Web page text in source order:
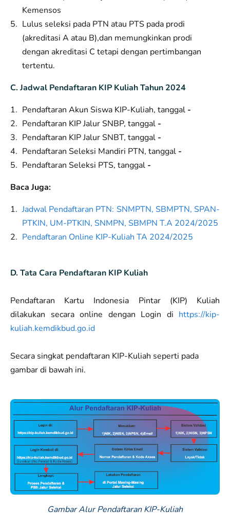
Kemensos
Lulus seleksi pada PTN atau PTS pada prodi
(akreditasi A atau B),dan memungkinkan prodi
dengan akreditasi C tetapi dengan pertimbangan
tertentu.
C. Jadwal Pendaftaran KIP Kuliah Tahun 2024
Pendaftaran Akun Siswa KIP-Kuliah, tanggal -
Pendaftaran KIP Jalur SNBP, tanggal -
Pendaftaran KIP Jalur SNBT, tanggal -
Pendaftaran Seleksi Mandiri PTN, tanggal -
Pendaftaran Seleksi PTS, tanggal -
Baca Juga:
Jadwal Pendaftaran PTN: SNMPTN, SBMPTN, SPAN-
PTKIN, UM-PTKIN, SNMPN, SBMPN T.A 2024/2025
Pendaftaran Online KIP-Kuliah TA 2024/2025
D. Tata Cara Pendaftaran KIP Kuliah
Pendaftaran Kartu Indonesia Pintar (KIP) Kuliah
dilakukan secara online dengan Login di https://kip-
kuliah.kemdikbud.go.id
Secara singkat pendaftaran KIP-Kuliah seperti pada
gambar di bawah ini.
Gambar Alur Pendaftaran KIP-Kuliah